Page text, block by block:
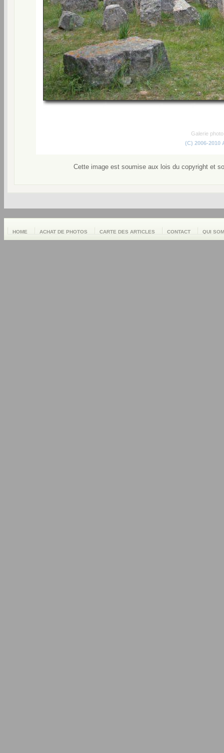
Galerie
(C) 2006-2010
Cette image est soumise aux lois du copyright et
HOME ACHAT DE PHOTOS CARTE DES ARTICLES CONTACT QUI